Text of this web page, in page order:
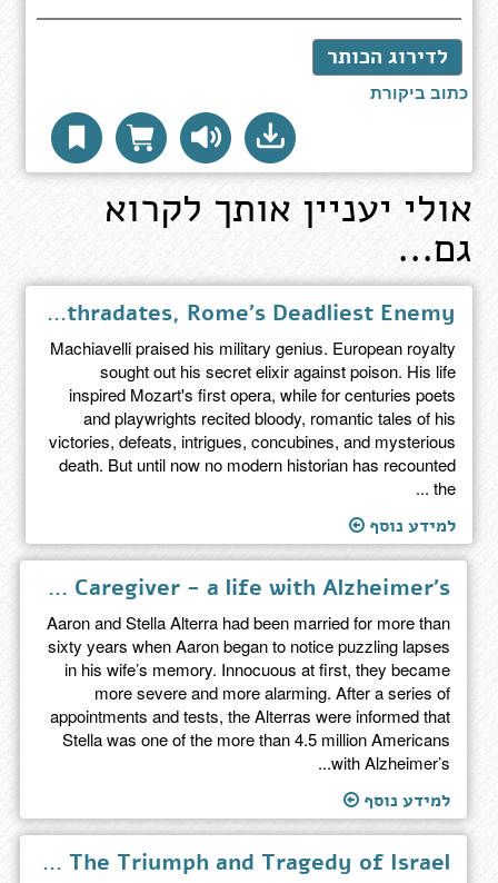
לדירוג הכותר
כתוב ביקורת
אולי יעניין אותך לקרוא
גם...
The Poison King - The Life and Legend of Mithradates, Rome's Deadliest Enemy
Machiavelli praised his military genius. European royalty
sought out his secret elixir against poison. His life
inspired Mozart's first opera, while for centuries poets
and playwrights recited bloody, romantic tales of his
victories, defeats, intrigues, concubines, and mysterious
death. But until now no modern historian has recounted
the ...
למידע נוסף
The Caregiver - a life with Alzheimer's
Aaron and Stella Alterra had been married for more than
sixty years when Aaron began to notice puzzling lapses
in his wife’s memory. Innocuous at first, they became
more severe and more alarming. After a series of
appointments and tests, the Alterras were informed that
Stella was one of the more than 4.5 million Americans
with Alzheimer’s...
למידע נוסף
My Promised Land - The Triumph and Tragedy of Israel